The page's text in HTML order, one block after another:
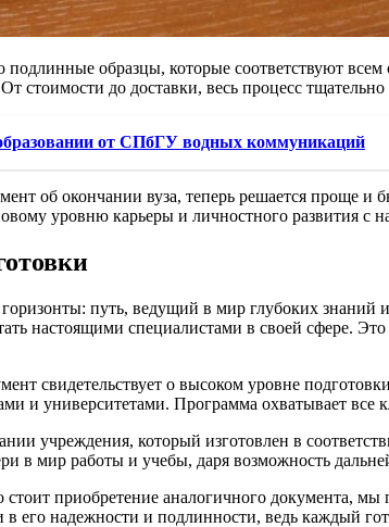
подлинные образцы, которые соответствуют
стоимости до доставки, весь процесс
от СПбГУ водных коммуникаций
об окончании вуза, теперь решается проще
уровню карьеры и личностного развития с
путь, ведущий в мир глубоких
настоящими специалистами в своей сфере.
свидетельствует о высоком уровне
и университетами. Программа охватывает
учреждения, который изготовлен в
в мир работы и учебы, даря возможность
стоит приобретение аналогичного
его надежности и подлинности, ведь каждый